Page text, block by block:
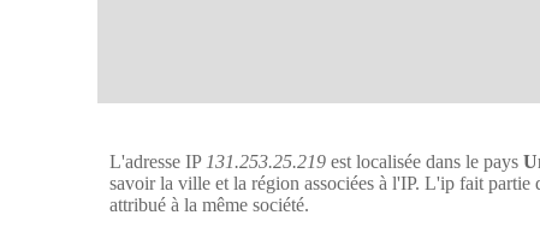
L'adresse IP 131.253.25.219 est localisée dans le pays
savoir la ville et la région associées à l'IP. L'ip fait partie
attribué à la même société.